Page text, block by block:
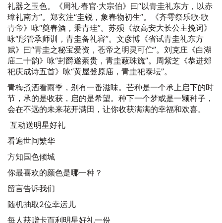
礼器之玉色。《周礼·春官·大宗伯》曰“以青圭礼东方，以赤
璋礼南方”。郑玄注“圭锐，象春物初生”。《齐雩祭乐歌·歌
青帝》咏“奠春酒，秉青珪”。苏殒《故高安大长公主挽词》
咏“彤管承师训，青圭备礼容”。文彦博《省试青圭礼东方
赋》曰“青圭之秘宝爱资，苍帝之明灵可伫”。刘克庄《白湖
庙二十韵》咏“封爵遂綦贵，青圭蔽珠旒”。周紫芝《恭进郊
祀庆成诗五首》咏“黄屋登原庙，青圭祀泰坛”。
青梅煮酒看雨季，别有一番滋味。芒种是一个承上启下的时
节，承的是收获，启的是希望。种下一个梦或是一颗种子，
会在不远的未来花开满田，让你收获满满的幸福和欢喜。
互动送明星好礼
看遍世间繁华
方知国色倾城
你最喜欢的颜色是哪一种？
留言告诉我们
随机抽取2位幸运儿
每人获赠卡百利明星好礼一份